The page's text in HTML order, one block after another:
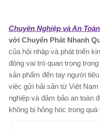
Chuyên Nghiệp và An
với Chuyển Phát Nhanh
của hội nhập và phát triển
đóng vai trò quan trọng
sản phẩm đến tay người
việc gửi hải sản từ Việt
nghiệp và đảm bảo an toàn
không bị hỏng hóc trong